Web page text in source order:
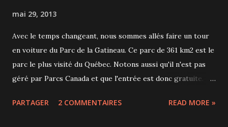
mai 29, 2013
Avec le temps changeant, nous sommes allés faire un tour
en voiture du Parc de la Gatineau. Ce parc de 361 km2 est le
parc le plus visité du Québec. Notons aussi qu'il n'est pas
géré par Parcs Canada et que l'entrée est donc gratuite.
de l'Outaouais
PARTAGER 2 COMMENTAIRES READ MORE »